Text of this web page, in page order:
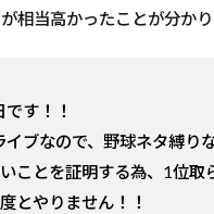
相当高かったことが分かり
す！！
イブなので、野球ネタ縛り
ことを証明する為、1位取
とやりません！！